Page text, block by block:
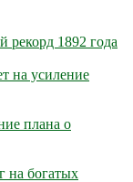
рекорд 1892 года
на усиление
плана о
на богатых